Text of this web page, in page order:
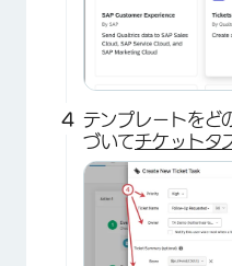
テンプレートをど
づいてチケットタ